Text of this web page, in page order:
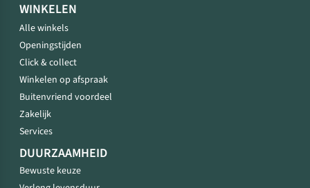
WINKELEN
Alle winkels
Openingstijden
Click & collect
Winkelen op afspraak
Buitenvriend voordeel
Zakelijk
Services
DUURZAAMHEID
Bewuste keuze